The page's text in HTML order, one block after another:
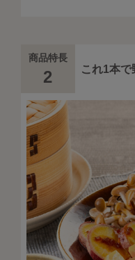
商品特長
2 これ1本で